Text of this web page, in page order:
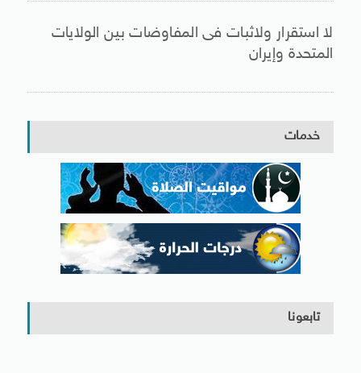
لا استقرار ولاثبات فى المفاوضات بين الولايات
المتحدة وإيران
خدمات
تابعونا